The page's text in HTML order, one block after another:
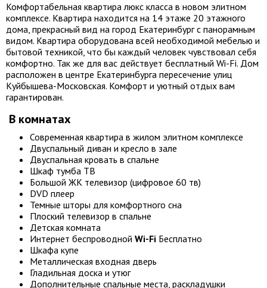
Комфортабельная квартира люкс класса в новом элитном
комплексе. Квартира находится на 14 этаже 20 этажного
дома, прекрасный вид на город Екатеринбург с панорамным
видом. Квартира оборудована всей необходимой мебелью и
бытовой техникой, что бы каждый человек чувствовал себя
комфортно. Так же для вас действует бесплатный Wi-Fi. Дом
расположен в центре Екатеринбурга пересечение улиц
Куйбышева-Московская. Комфорт и уютный отдых вам
гарантирован.
В комнатах
Современная квартира в жилом элитном комплексе
Двуспальный диван и кресло в зале
Двуспальная кровать в спальне
Шкаф тумба ТВ
Большой ЖК телевизор (цифровое 60 тв)
DVD плеер
Темные шторы для комфортного сна
Плоский телевизор в спальне
Детская комната
Интернет беспроводной Wi-Fi Бесплатно
Шкафа купе
Металлическая входная дверь
Гладильная доска и утюг
Дополнительные спальные места, раскладушки